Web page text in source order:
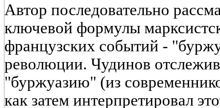
Автор последовательно
ключевой формулы
французских событий -
революции. Чудинов
"буржуазию" (из
как затем интерпретировал